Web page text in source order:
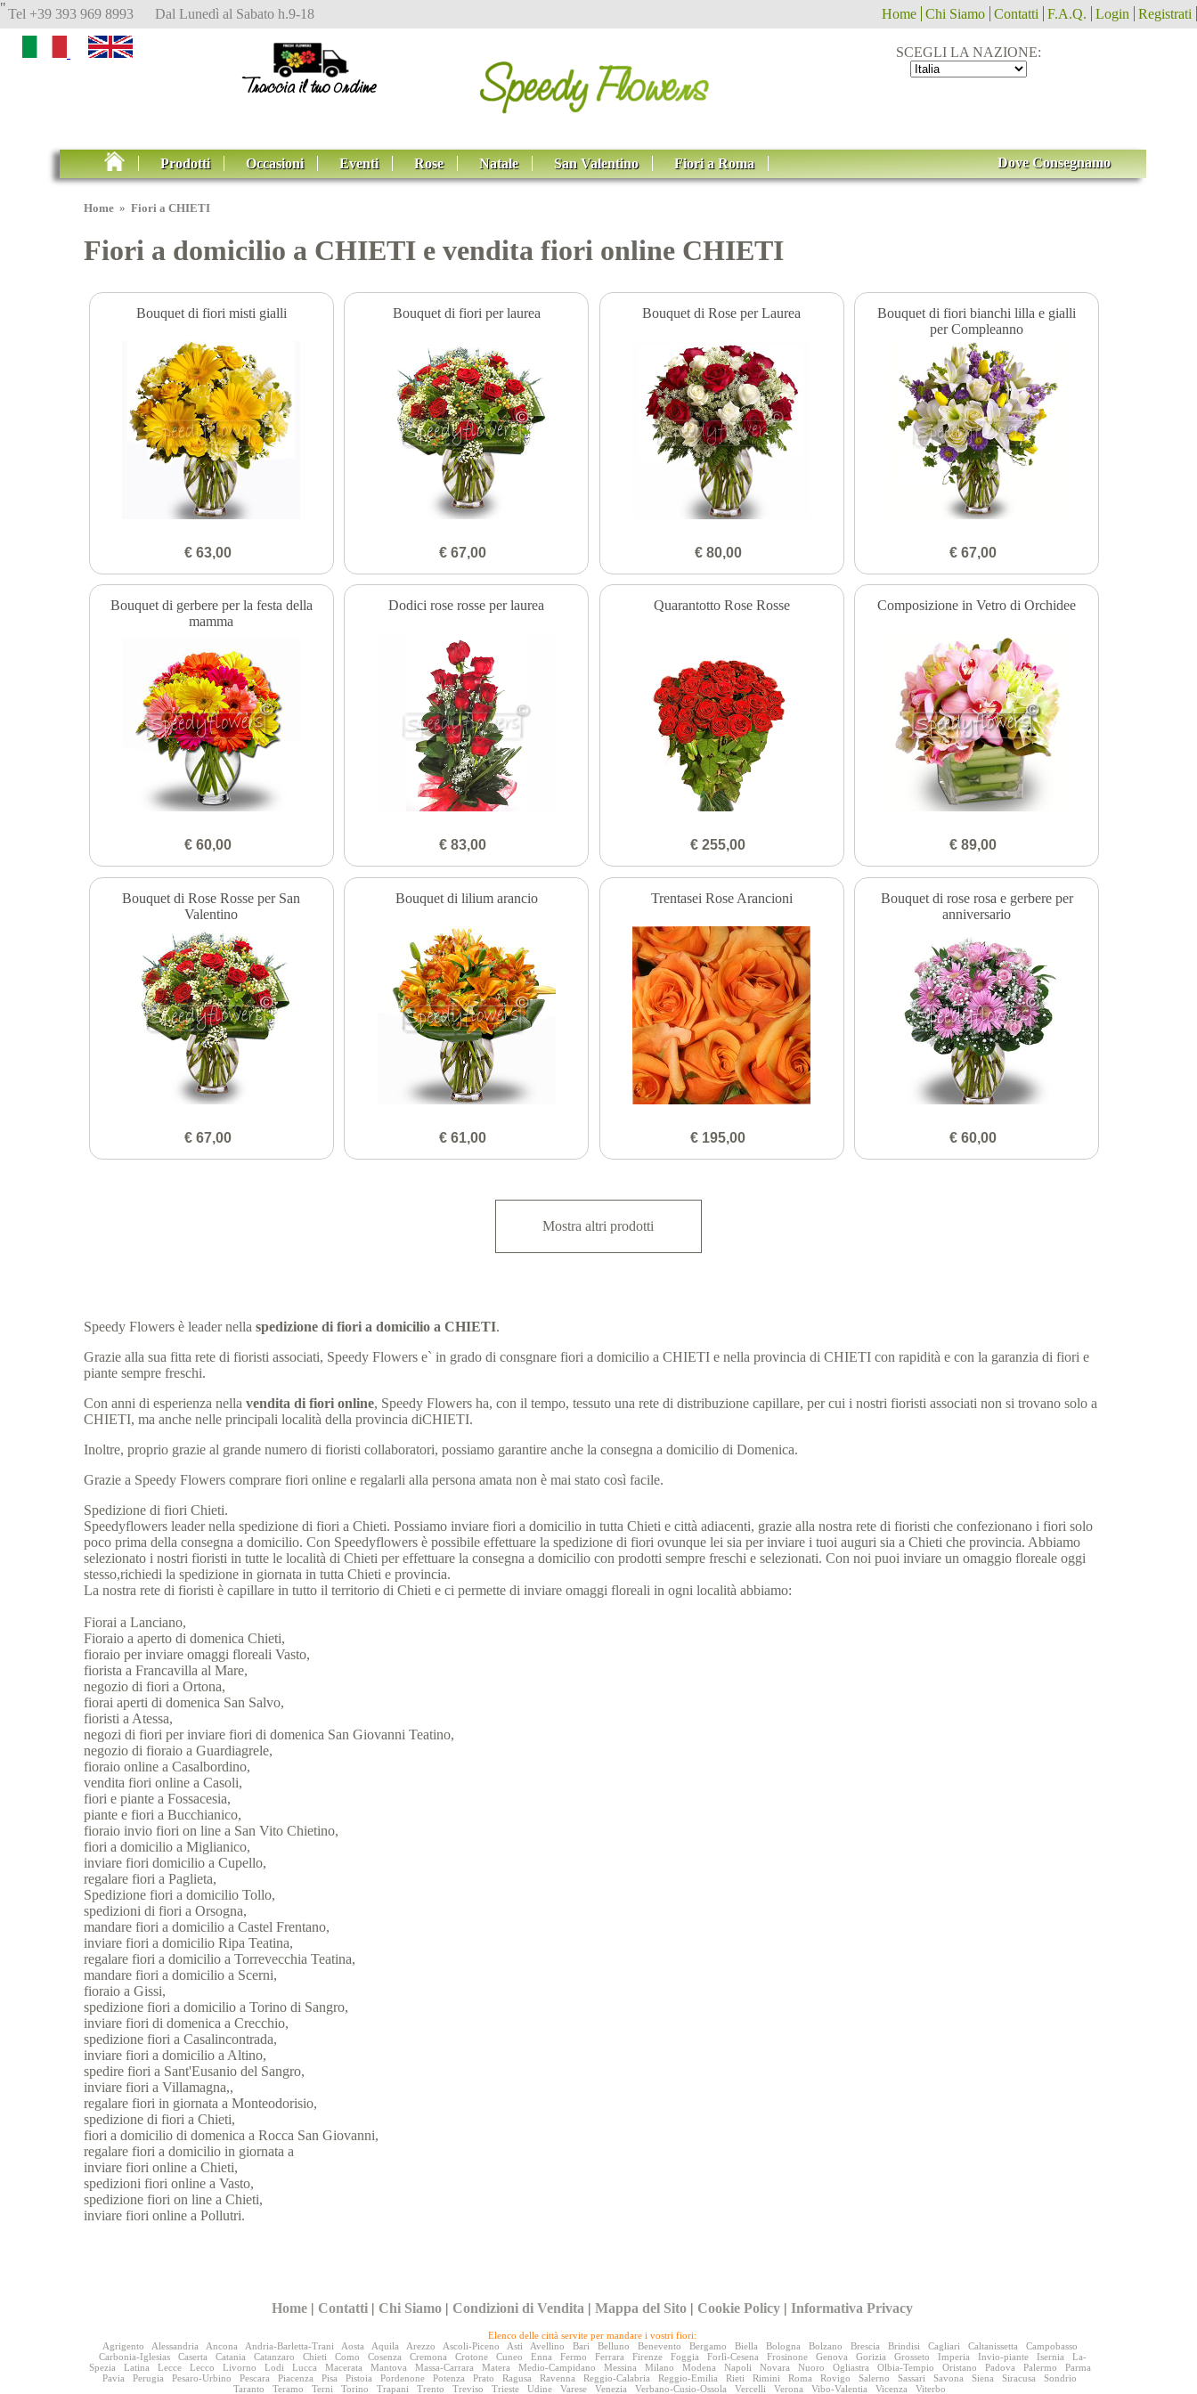
"Tel +39 393 969 8993 Dal Lunedì al Sabato h.9-18 Home Chi Siamo Contatti F.A.Q. Login Registrati
SCEGLI LA NAZIONE:
Prodotti Occasioni Eventi Rose Natale San Valentino Fiori a Roma Dove Consegnamo
Home »Fiori a CHIETI
Fiori a domicilio a CHIETI e vendita fiori online CHIETI
Bouquet di fiori misti gialli
€ 63,00
Bouquet di fiori per laurea
€ 67,00
Bouquet di Rose per Laurea
€ 80,00
Bouquet di fiori bianchi lilla e gialli
per Compleanno
€ 67,00
Bouquet di gerbere per la festa della
mamma
€ 60,00
Dodici rose rosse per laurea
€ 83,00
Quarantotto Rose Rosse
€ 255,00
Composizione in Vetro di Orchidee
€ 89,00
Bouquet di Rose Rosse per San
Valentino
€ 67,00
Bouquet di lilium arancio
€ 61,00
Trentasei Rose Arancioni
€ 195,00
Bouquet di rose rosa e gerbere per
anniversario
€ 60,00
Mostra altri prodotti
Speedy Flowers è leader nellaspedizione di fiori a domicilio a CHIETI.
Grazie alla sua fitta rete di fioristi associati, Speedy Flowers e` in grado di consgnare fiori a domicilio a CHIETI e nella provincia di CHIETI con rapidità e con la garanzia di fiori e
piante sempre freschi.
Con anni di esperienza nellavendita di fiori online, Speedy Flowers ha, con il tempo, tessuto una rete di distribuzione capillare, per cui i nostri fioristi associati non si trovano solo a
CHIETI, ma anche nelle principali località della provincia diCHIETI.
Inoltre, proprio grazie al grande numero di fioristi collaboratori, possiamo garantire anche la consegna a domicilio di Domenica.
Grazie a Speedy Flowers comprare fiori online e regalarli alla persona amata non è mai stato così facile.
Spedizione di fiori Chieti.
Speedyflowers leader nella spedizione di fiori a Chieti. Possiamo inviare fiori a domicilio in tutta Chieti e città adiacenti, grazie alla nostra rete di fioristi che confezionano i fiori solo
poco prima della consegna a domicilio. Con Speedyflowers è possibile effettuare la spedizione di fiori ovunque lei sia per inviare i tuoi auguri sia a Chieti che provincia. Abbiamo
selezionato i nostri fioristi in tutte le località di Chieti per effettuare la consegna a domicilio con prodotti sempre freschi e selezionati. Con noi puoi inviare un omaggio floreale oggi
stesso,richiedi la spedizione in giornata in tutta Chieti e provincia.
La nostra rete di fioristi è capillare in tutto il territorio di Chieti e ci permette di inviare omaggi floreali in ogni località abbiamo:
Fiorai a Lanciano,
Fioraio a aperto di domenica Chieti,
fioraio per inviare omaggi floreali Vasto,
fiorista a Francavilla al Mare,
negozio di fiori a Ortona,
fiorai aperti di domenica San Salvo,
fioristi a Atessa,
negozi di fiori per inviare fiori di domenica San Giovanni Teatino,
negozio di fioraio a Guardiagrele,
fioraio online a Casalbordino,
vendita fiori online a Casoli,
fiori e piante a Fossacesia,
piante e fiori a Bucchianico,
fioraio invio fiori on line a San Vito Chietino,
fiori a domicilio a Miglianico,
inviare fiori domicilio a Cupello,
regalare fiori a Paglieta,
Spedizione fiori a domicilio Tollo,
spedizioni di fiori a Orsogna,
mandare fiori a domicilio a Castel Frentano,
inviare fiori a domicilio Ripa Teatina,
regalare fiori a domicilio a Torrevecchia Teatina,
mandare fiori a domicilio a Scerni,
fioraio a Gissi,
spedizione fiori a domicilio a Torino di Sangro,
inviare fiori di domenica a Crecchio,
spedizione fiori a Casalincontrada,
inviare fiori a domicilio a Altino,
spedire fiori a Sant'Eusanio del Sangro,
inviare fiori a Villamagna,,
regalare fiori in giornata a Monteodorisio,
spedizione di fiori a Chieti,
fiori a domicilio di domenica a Rocca San Giovanni,
regalare fiori a domicilio in giornata a
inviare fiori online a Chieti,
spedizioni fiori online a Vasto,
spedizione fiori on line a Chieti,
inviare fiori online a Pollutri.
Home | Contatti | Chi Siamo | Condizioni di Vendita |Mappa del Sito | Cookie Policy |Informativa Privacy
Elenco delle città servite per mandare i vostri fiori:
Agrigento
Alessandria Ancona Andria-Barletta-Trani Aosta Aquila Arezzo Ascoli-Piceno Asti Avellino Bari Belluno Benevento Bergamo Biella Bologna Bolzano Brescia Brindisi Cagliari Caltanissetta
Campobasso
Carbonia-Iglesias
Caserta Catania Catanzaro Chieti Como Cosenza Cremona Crotone Cuneo Enna Fermo Ferrara Firenze Foggia Forlì-Cesena Frosinone Genova Gorizia Grosseto Imperia Invio-piante Isernia
La-
Spezia
Latina Lecce Lecco Livorno Lodi Lucca Macerata Mantova Massa-Carrara Matera Medio-Campidano Messina Milano Modena Napoli Novara Nuoro Ogliastra Olbia-Tempio Oristano Padova Palermo
Parma
Pavia
Perugia Pesaro-Urbino Pescara Piacenza Pisa Pistoia Pordenone Potenza Prato Ragusa Ravenna Reggio-Calabria Reggio-Emilia Rieti Rimini Roma Rovigo Salerno Sassari Savona Siena Siracusa
Sondrio
Taranto
Teramo Terni Torino Trapani Trento Treviso Trieste Udine Varese Venezia Verbano-Cusio-Ossola Vercelli Verona Vibo-Valentia Vicenza Viterbo